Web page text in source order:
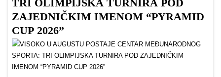
TRI OLIMPIJSKA TURNIRA POD
ZAJEDNIČKIM IMENOM “PYRAMID
CUP 2026”